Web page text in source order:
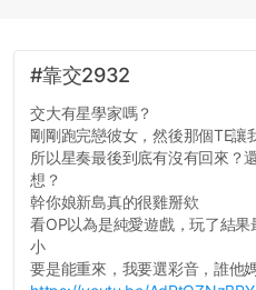
#靠交2932
交大有星學家嗎？
剛剛跑完戀彼女，然後那個TE讓
所以星奏最後到底有沒有回來？
想？
幹你娘新島真的很雞掰欸
看OP以為是純愛遊戲，玩了結
小
要是能重來，我要選彩音，誰他